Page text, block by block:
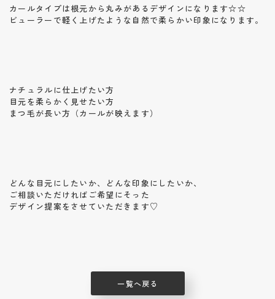
カールタイプは根元から丸みがあるデザインになります☆☆
ビューラーで軽く上げたような自然で柔らかい印象になります。
ナチュラルに仕上げたい方
目元を柔らかく見せたい方
まつ毛が長い方（カールが映えます）
どんな目元にしたいか、どんな印象にしたいか、
ご相談いただければご希望にそった
デザイン提案をさせていただきます♡
一覧へ戻る